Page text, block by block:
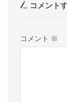
コメント
コメント ※